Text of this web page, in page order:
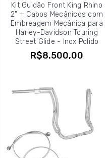
Kit Guidão Front King Rhino
2" + Cabos Mecânicos com
Embreagem Mecânica para
Harley-Davidson Touring
Street Glide - Inox Polido
R$8.500,00